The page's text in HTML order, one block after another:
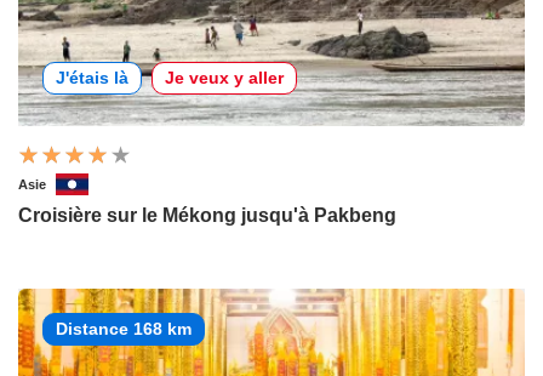
J'étais là Je veux y aller
Asie
Croisière sur le Mékong jusqu'à Pakbeng
Distance 168 km